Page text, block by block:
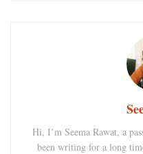
Hi, I’m Seema Rawat, a
been writing for a long